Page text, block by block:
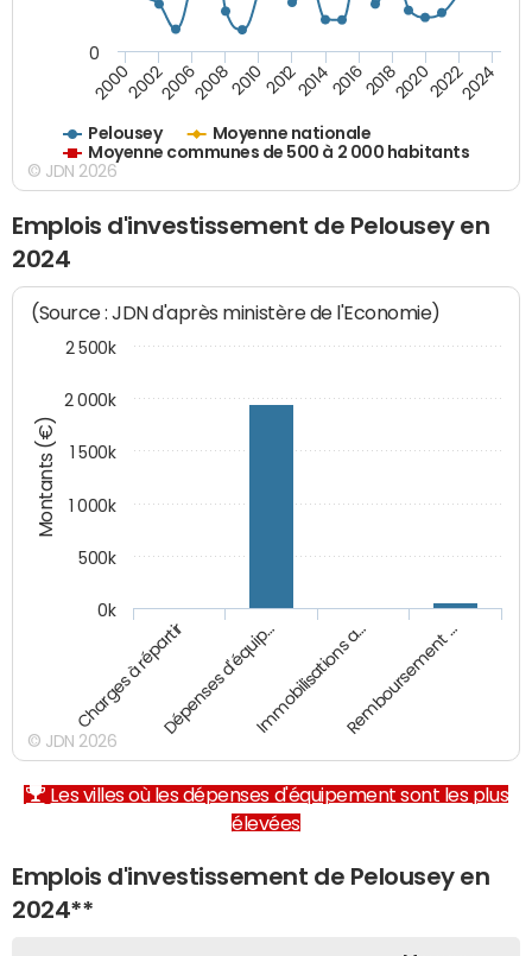
Pelousey
Moyenne nationale
Moyenne communes de 500 à 2 000 habitants
200020022006200820102012201420162018202020222024
0
© JDN 2026
Emplois d'investissement de Pelousey en
2024
Montants (€)
(Source : JDN d'après ministère de l'Economie)
Charges à répartirDépenses d'équip…Immobilisations a…Remboursement …
0k
500k
1 000k
1 500k
2 000k
2 500k
© JDN 2026
Les villes où les dépenses d'équipement sont les plus
élevées
Emplois d'investissement de Pelousey en
2024**